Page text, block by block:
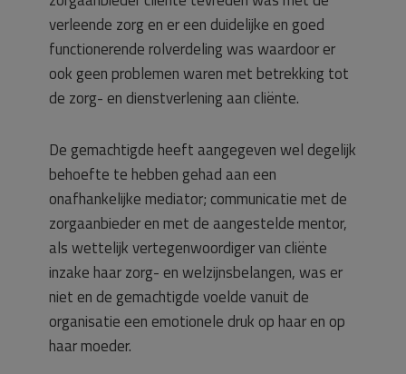
verleende zorg en er een duidelijke en goed
functionerende rolverdeling was waardoor er
ook geen problemen waren met betrekking tot
de zorg- en dienstverlening aan cliënte.
De gemachtigde heeft aangegeven wel degelijk
behoefte te hebben gehad aan een
onafhankelijke mediator; communicatie met de
zorgaanbieder en met de aangestelde mentor,
als wettelijk vertegenwoordiger van cliënte
inzake haar zorg- en welzijnsbelangen, was er
niet en de gemachtigde voelde vanuit de
organisatie een emotionele druk op haar en op
haar moeder.